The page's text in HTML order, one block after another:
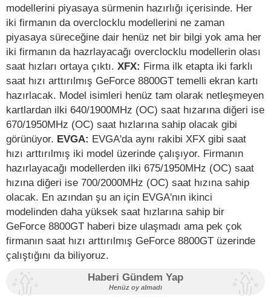
modellerini piyasaya sürmenin hazırlığı içerisinde. Her
iki firmanın da overclocklu modellerini ne zaman
piyasaya süreceğine dair henüz net bir bilgi yok ama her
iki firmanın da hazrlayacağı overclocklu modellerin olası
saat hızları ortaya çıktı. XFX: Firma ilk etapta iki farklı
saat hızı arttırılmış GeForce 8800GT temelli ekran kartı
hazırlacak. Model isimleri henüz tam olarak netleşmeyen
kartlardan ilki 640/1900MHz (OC) saat hızarına diğeri ise
670/1950MHz (OC) saat hızlarına sahip olacak gibi
görünüyor. EVGA: EVGA'da aynı rakibi XFX gibi saat
hızı arttırılmış iki model üzerinde çalışıyor. Firmanın
hazırlayacağı modellerden ilki 675/1950MHz (OC) saat
hızına diğeri ise 700/2000MHz (OC) saat hızına sahip
olacak. En azından şu an için EVGA'nın ikinci
modelinden daha yüksek saat hızlarına sahip bir
GeForce 8800GT haberi bize ulaşmadı ama pek çok
firmanın saat hızı arttırılmış GeForce 8800GT üzerinde
çalıştığını da biliyoruz.
Haberi Gündem Yap
Henüz oy almadı